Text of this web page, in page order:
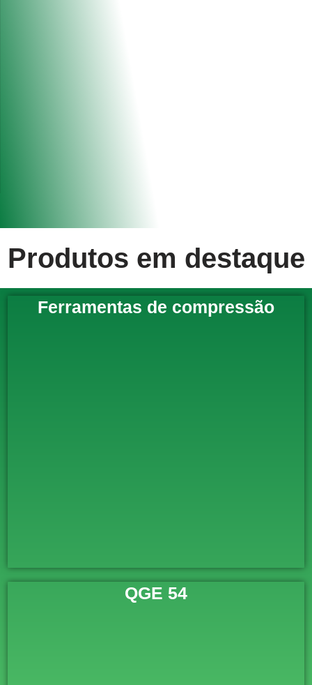
Produtos em destaque
Ferramentas de compressão
QGE 54